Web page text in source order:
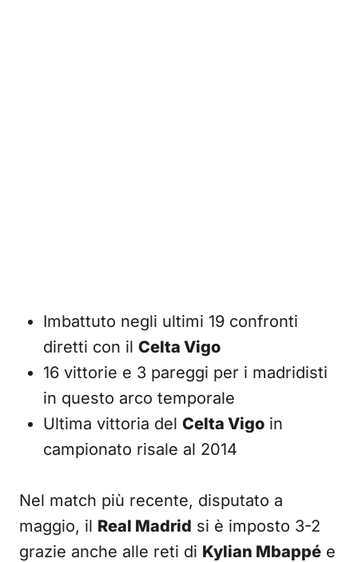
Imbattuto negli ultimi 19 confronti
diretti con il Celta Vigo
16 vittorie e 3 pareggi per i madridisti
in questo arco temporale
Ultima vittoria del Celta Vigo in
campionato risale al 2014
Nel match più recente, disputato a
maggio, il Real Madrid si è imposto 3-2
grazie anche alle reti di Kylian Mbappé e